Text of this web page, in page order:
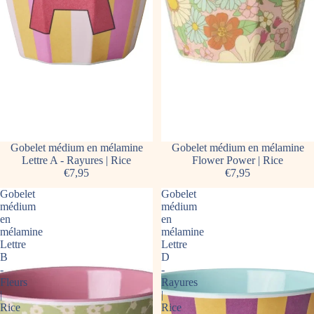
Gobelet médium en mélamine
Lettre A - Rayures | Rice
€7,95
Gobelet médium en mélamine
Flower Power | Rice
€7,95
Gobelet
médium
en
mélamine
Lettre
B
-
Fleurs
|
Rice
Gobelet
médium
en
mélamine
Lettre
D
-
Rayures
|
Rice